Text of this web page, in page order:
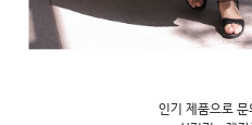
인기 제품으로 문